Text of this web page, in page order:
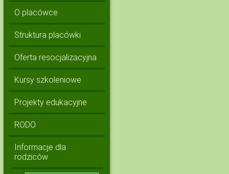
O placówce
Struktura placówki
Oferta resocjalizacyjna
Kursy szkoleniowe
Projekty edukacyjne
RODO
Informacje dla
rodziców